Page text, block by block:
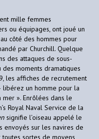
mille femmes
ou équipages, ont joué un
côté des hommes pour
par Churchill. Quelque
des attaques de sous-
des moments dramatiques
les affiches de recrutement
libérez un homme pour la
mer ». Enrôlées dans le
Royal Naval Service de la
signifie l’oiseau appelé le
envoyés sur les navires de
sortes de moyens,